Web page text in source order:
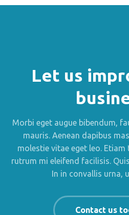
Let us
Morbi eget augue bibendum,
mauris. Aenean dapibus
molestie vitae eget leo.
rutrum mi eleifend facilisis.
In in convallis urna,
Contact us